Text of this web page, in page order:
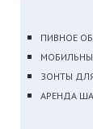
ПИВНОЕ
ЗОНТЫ
АРЕНДА